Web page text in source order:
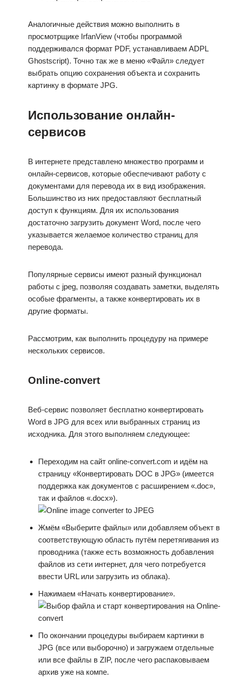
Аналогичные действия можно выполнить в
просмотрщике IrfanView (чтобы программой
поддерживался формат PDF, устанавливаем ADPL
Ghostscript). Точно так же в меню «Файл» следует
выбрать опцию сохранения объекта и сохранить
картинку в формате JPG.
Использование онлайн-
сервисов
В интернете представлено множество программ и
онлайн-сервисов, которые обеспечивают работу с
документами для перевода их в вид изображения.
Большинство из них предоставляют бесплатный
доступ к функциям. Для их использования
достаточно загрузить документ Word, после чего
указывается желаемое количество страниц для
перевода.
Популярные сервисы имеют разный функционал
работы с jpeg, позволяя создавать заметки, выделять
особые фрагменты, а также конвертировать их в
другие форматы.
Рассмотрим, как выполнить процедуру на примере
нескольких сервисов.
Online-convert
Веб-сервис позволяет бесплатно конвертировать
Word в JPG для всех или выбранных страниц из
исходника. Для этого выполняем следующее:
Переходим на сайт online-convert.com и идём на
страницу «Конвертировать DOC в JPG» (имеется
поддержка как документов с расширением «.doc»,
так и файлов «.docx»).
Жмём «Выберите файлы» или добавляем объект в
соответствующую область путём перетягивания из
проводника (также есть возможность добавления
файлов из сети интернет, для чего потребуется
ввести URL или загрузить из облака).
Нажимаем «Начать конвертирование».
По окончании процедуры выбираем картинки в
JPG (все или выборочно) и загружаем отдельные
или все файлы в ZIP, после чего распаковываем
архив уже на компе.